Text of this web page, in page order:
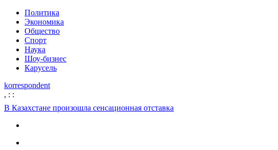
Политика
Экономика
Общество
Спорт
Наука
Шоу-бизнес
Карусель
korrespondent
, : :
В Казахстане произошла сенсационная отставка